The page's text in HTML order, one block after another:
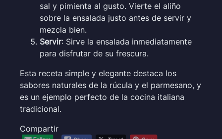
sal y pimienta al gusto. Vierte el aliño
sobre la ensalada justo antes de servir y
mezcla bien.
Servir: Sirve la ensalada inmediatamente
para disfrutar de su frescura.
Esta receta simple y elegante destaca los
sabores naturales de la rúcula y el parmesano, y
es un ejemplo perfecto de la cocina italiana
tradicional.
Compartir